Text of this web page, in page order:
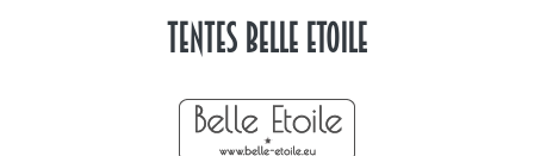
Tentes Belle Etoile